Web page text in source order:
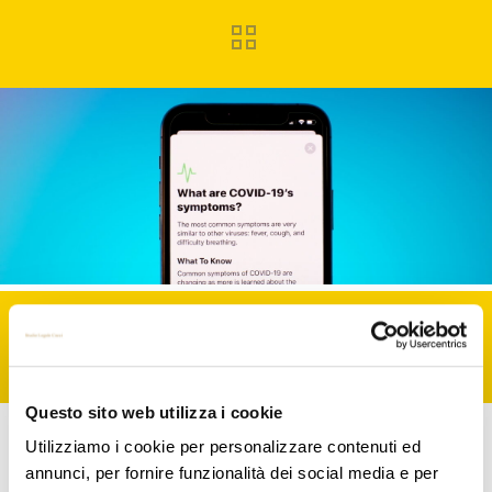
Questo sito web utilizza i cookie
Utilizziamo i cookie per personalizzare contenuti ed
annunci, per fornire funzionalità dei social media e per
APP COVID-19: CRITERI
PER GLI SVILUPPATORI
Avv. Francesco Cucci Photo by
McGowanonUnsplash